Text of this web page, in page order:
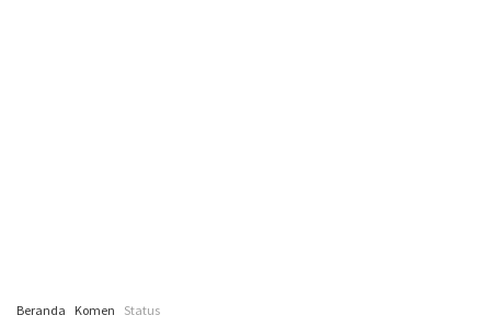
Beranda Komen Status